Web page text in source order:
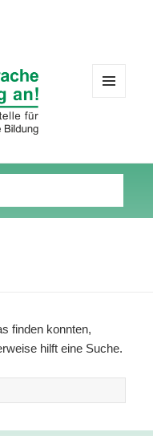
finden konnten,
hilft eine Suche.